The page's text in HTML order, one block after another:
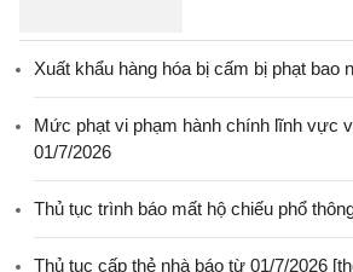
Xuất khẩu hàng hóa bị cấm bị phạt bao
Mức phạt vi phạm hành chính lĩnh vực
01/7/2026
Thủ tục trình báo mất hộ chiếu phổ
Thủ tục cấp thẻ nhà báo từ 01/7/2026